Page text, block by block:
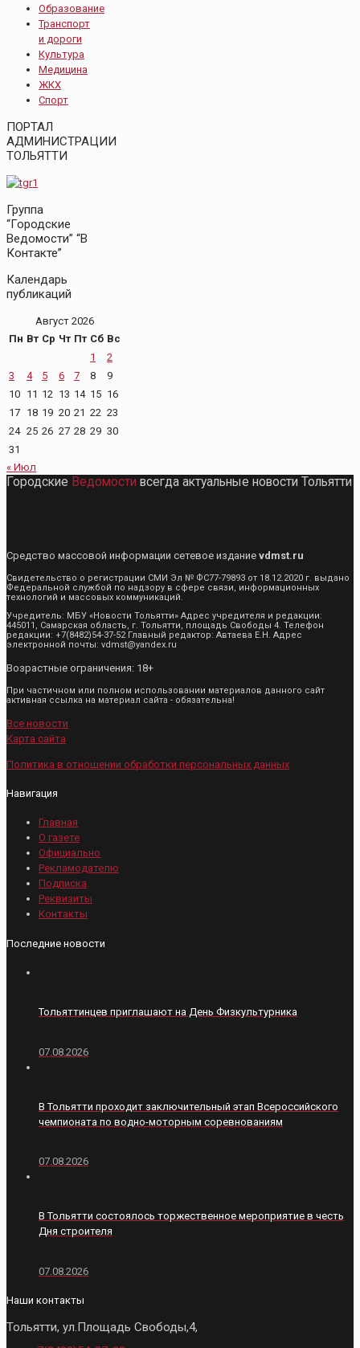
Образование
Транспорт
и дороги
Культура
Медицина
ЖКХ
Спорт
ПОРТАЛ
АДМИНИСТРАЦИИ
ТОЛЬЯТТИ
Группа
“Городские
Ведомости” “В
Контакте”
Календарь
публикаций
Август 2026
Пн Вт Ср Чт Пт Сб Вс
1
2
3
4 5 6 7 8
9
10 11 12 13 14 15 16
17 18 19 20 21 22 23
24 25 26 27 28 29 30
31
« Июл
Городские Ведомости всегда актуальные новости Тольятти
Средство массовой информации сетевое издание vdmst.ru
Свидетельство о регистрации СМИ Эл № ФС77-79893 от 18.12.2020 г. выдано
Федеральной службой по надзору в сфере связи, информационных
технологий и массовых коммуникаций.
Учредитель: МБУ «Новости Тольятти» Адрес учредителя и редакции:
445011, Самарская область, г. Тольятти, площадь Свободы 4. Телефон
редакции: +7(8482)54-37-52 Главный редактор: Автаева Е.Н. Адрес
электронной почты: vdmst@yandex.ru
Возрастные ограничения: 18+
При частичном или полном использовании материалов данного сайт
активная ссылка на материал сайта - обязательна!
Все новости
Карта сайта
Политика в отношении обработки персональных данных
Навигация
Главная
О газете
Официально
Рекламодателю
Подписка
Реквизиты
Контакты
Последние новости
Тольяттинцев приглашают на День Физкультурника
07.08.2026
В Тольятти проходит заключительный этап Всероссийского
чемпионата по водно-моторным соревнованиям
07.08.2026
В Тольятти состоялось торжественное мероприятие в честь
Дня строителя
07.08.2026
Наши контакты
Тольятти, ул.Площадь Свободы,4,